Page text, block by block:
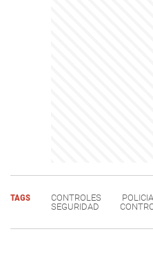
TAGS CONTROLES
SEGURIDAD